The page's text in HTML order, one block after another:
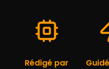
Rédigé par